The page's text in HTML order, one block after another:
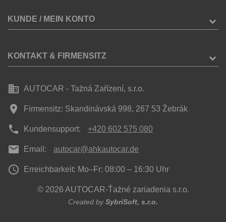
KUNDE / MEIN KONTO
KONTAKT & FIRMENSITZ
business AUTOCAR - Tažná Zařízení, s.r.o.
place Firmensitz: Skandinávská 998, 267 53 Žebrák
phone Kundensupport: +420 602 575 080
mail Email: autocar@ahkautocar.de
access_time Erreichbarkeit: Mo–Fr: 08:00 – 16:30 Uhr
© 2026 AUTOCAR-Ťažné zariadenia s.r.o.
Created bySybriSoft, s.r.o.